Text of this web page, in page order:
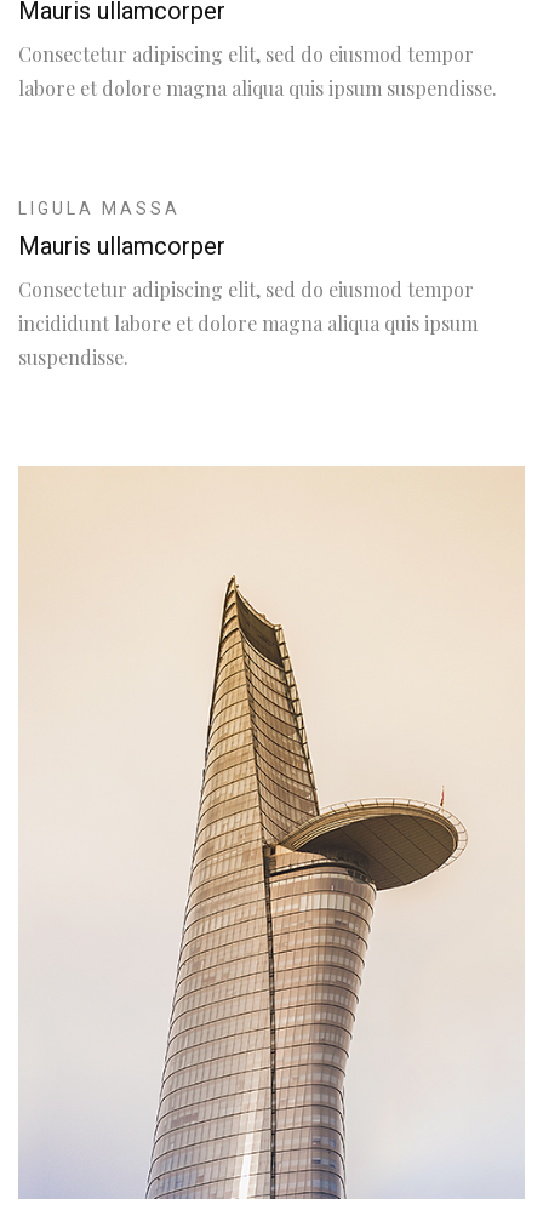
Mauris ullamcorper
Consectetur adipiscing elit, sed do eiusmod tempor
labore et dolore magna aliqua quis ipsum suspendisse.
LIGULA MASSA
Mauris ullamcorper
Consectetur adipiscing elit, sed do eiusmod tempor
incididunt labore et dolore magna aliqua quis ipsum
suspendisse.